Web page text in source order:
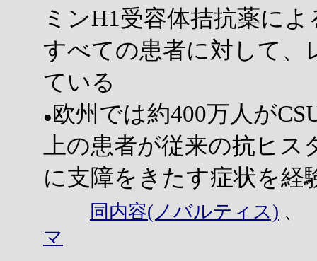
ミンH1受容体拮抗薬に
すべての患者に対して、
ている
● 欧州では約400万人が
上の患者が従来の抗ヒ
に支障をきたす症状を経
同内容(ノバルティス)
マ